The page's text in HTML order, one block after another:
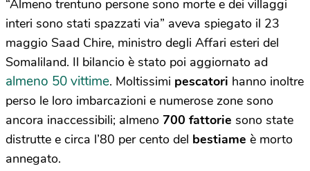
“Almeno trentuno persone sono morte e dei villaggi
interi sono stati spazzati via” aveva spiegato il 23
maggio Saad Chire, ministro degli Affari esteri del
Somaliland. Il bilancio è stato poi aggiornato ad
almeno 50 vittime. Moltissimi pescatori hanno inoltre
perso le loro imbarcazioni e numerose zone sono
ancora inaccessibili; almeno 700 fattorie sono state
distrutte e circa l’80 per cento del bestiame è morto
annegato.